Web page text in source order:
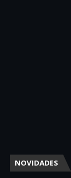
NOVIDADES